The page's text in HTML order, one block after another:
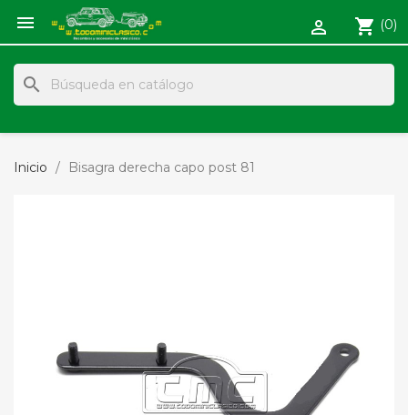
 shopping_cart (0)

search
Inicio Bisagra derecha capo post 81